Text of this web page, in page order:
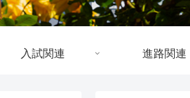
入試関連 進路関連